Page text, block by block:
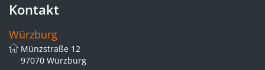
Kontakt
Würzburg
Münzstraße 12
97070 Würzburg